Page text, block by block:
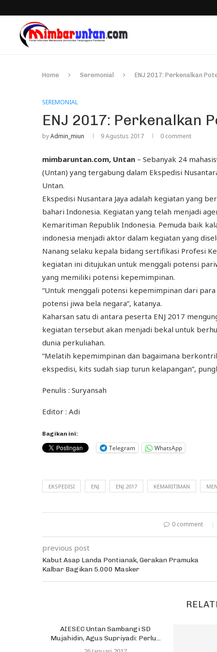
Home Seremonial ENJ 2017: Perkenalkan
SEREMONIAL
ENJ 2017: Perkenalkan
byAdmin_miun 9 Agustus 2017 0 comment
mimbaruntan.com, Untan – Sebanyak 24
(Untan) yang tergabung dalam Ekspedisi
Untan.
Ekspedisi Nusantara Jaya adalah kegiatan yang
bahari Indonesia. Kegiatan yang telah menjadi
Kemaritiman Republik Indonesia. Pemuda baik
indonesia menjadi aktor dalam kegiatan yang
Nanang selaku kepala bidang sertifikasi Profesi
kegiatan ini ditujukan untuk menggali potensi
yang memiliki potensi kepemimpinan.
“Untuk menggali potensi kepemimpinan dari
potensi jiwa bela negara”, katanya.
Kaharsan satu di antara peserta ENJ 2017
kegiatan tersebut akan menjadi bekal untuk
dunia perkuliahan.
“Melatih kepemimpinan dan bagaimana
ekspedisi, kits sudah siap turun kelapangan”,
Penulis : Suryansah
Editor : Adi
Bagikan ini:
Telegram WhatsApp
EKSPEDISI ENJ ENJ 2017 KEMARITIMAN
0 comment
previous post
Kabut Asap Landa Pontianak, Gerakan Pramuka
Kalbar Bagikan 5.000 Masker
AIESEC Untan Sambangi SD
Mujahidin, Agus Supriyadi: Perlu...